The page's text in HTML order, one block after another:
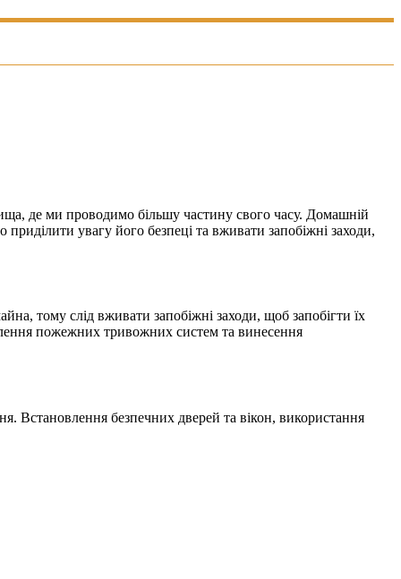
де ми проводимо більшу частину свого часу. Домашній
увагу його безпеці та вживати запобіжні заходи,
тому слід вживати запобіжні заходи, щоб запобігти їх
пожежних тривожних систем та винесення
Встановлення безпечних дверей та вікон, використання